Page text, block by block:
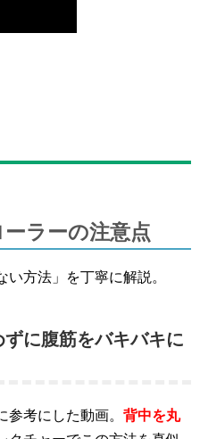
ラーの注意点
方法」を丁寧に解説。
に腹筋をバキバキに
考にした動画。 背中を丸